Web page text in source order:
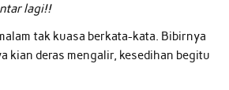
lagi!!
tak kuasa berkata-kata. Bibirnya
kian deras mengalir, kesedihan begitu